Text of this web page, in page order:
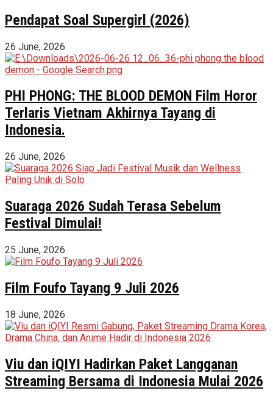
Pendapat Soal Supergirl (2026)
26 June, 2026
PHI PHONG: THE BLOOD DEMON Film Horor
Terlaris Vietnam Akhirnya Tayang di
Indonesia.
26 June, 2026
Suaraga 2026 Sudah Terasa Sebelum
Festival Dimulai!
25 June, 2026
Film Foufo Tayang 9 Juli 2026
18 June, 2026
Viu dan iQIYI Hadirkan Paket Langganan
Streaming Bersama di Indonesia Mulai 2026